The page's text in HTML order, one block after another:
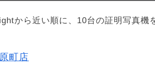
から近い順に、10台の証明写真機
町店